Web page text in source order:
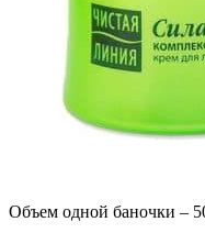
Объем одной баночки –